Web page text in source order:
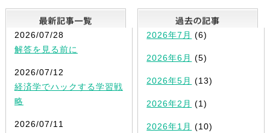
最新記事一覧
2026/07/28
解答を見る前に
2026/07/12
経済学でハックする学習戦
略
2026/07/11
2026年7月 (6)
2026年6月 (5)
2026年5月 (13)
2026年2月 (1)
2026年1月 (10)